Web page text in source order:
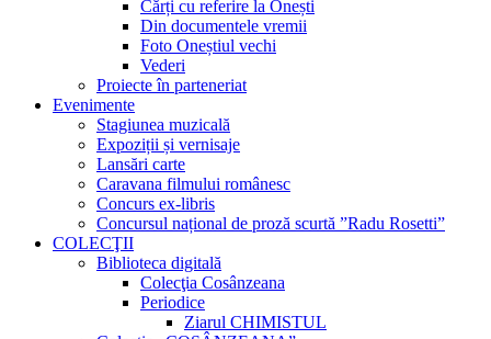
Cărți cu referire la Onești
Din documentele vremii
Foto Oneștiul vechi
Vederi
Proiecte în parteneriat
Evenimente
Stagiunea muzicală
Expoziții și vernisaje
Lansări carte
Caravana filmului românesc
Concurs ex-libris
Concursul național de proză scurtă ”Radu Rosetti”
COLECŢII
Biblioteca digitală
Colecţia Cosânzeana
Periodice
Ziarul CHIMISTUL